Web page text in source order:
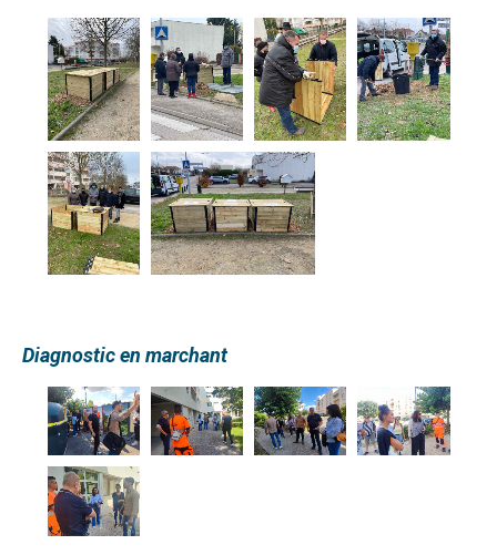
Diagnostic en marchant